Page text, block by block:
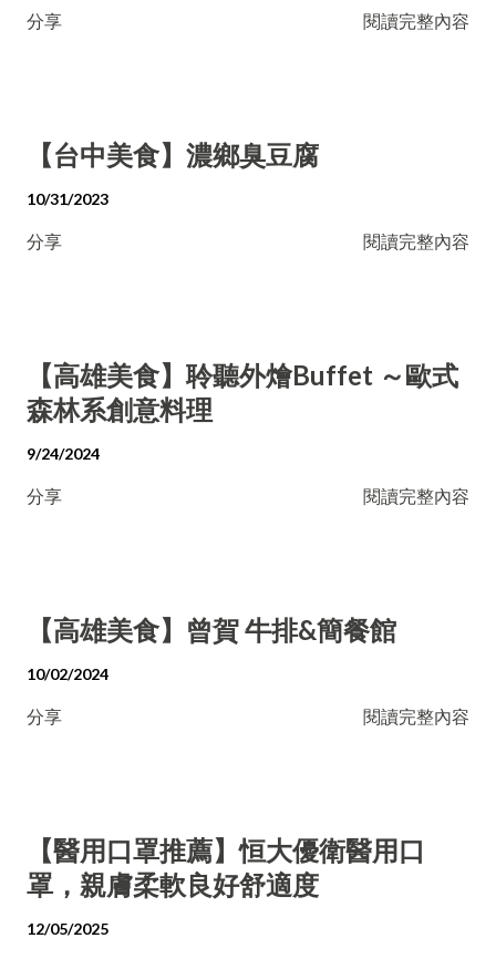
分享 閱讀完整內容
【台中美食】濃鄉臭豆腐
10/31/2023
分享 閱讀完整內容
【高雄美食】聆聽外燴Buffet ～歐式
森林系創意料理
9/24/2024
分享 閱讀完整內容
【高雄美食】曾賀 牛排&簡餐館
10/02/2024
分享 閱讀完整內容
【醫用口罩推薦】恒大優衛醫用口
罩，親膚柔軟良好舒適度
12/05/2025